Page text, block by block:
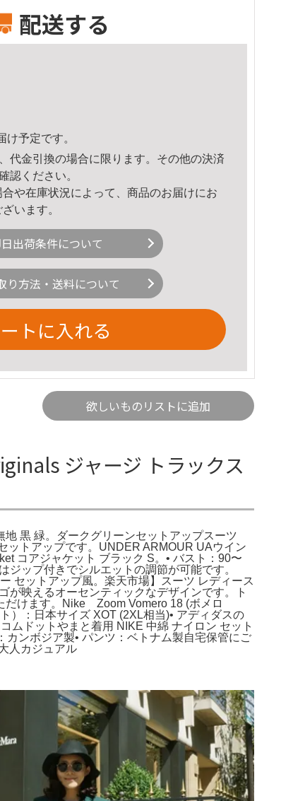
配送する
予定です。
代金引換の場合に限ります。その他の決済
認ください。
や在庫状況によって、商品のお届けにお
います。
出荷条件について
り方法・送料について
トに入れる
欲しいものリストに追加
ジャージ トラックス
黒 緑。ダークグリーンセットアップスーツ
ットアップです。UNDER ARMOUR UAウイン
コアジャケット ブラック S。• バスト：90〜
ジップ付きでシルエットの調節が可能です。
セットアップ風。楽天市場】スーツ レディース
が映えるオーセンティックなデザインです。ト
だけます。Nike Zoom Vomero 18 (ボメロ
）：日本サイズ XOT (2XL相当)• アディダスの
ドットやまと着用 NIKE 中綿 ナイロン セット
ンボジア製• パンツ：ベトナム製自宅保管にご
人カジュアル